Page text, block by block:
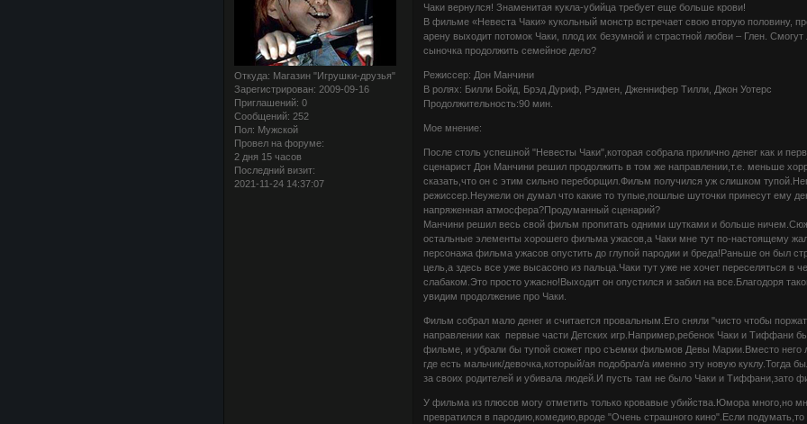
Откуда: Магазин "Игрушки-друзья"
Зарегистрирован: 2009-09-16
Приглашений: 0
Сообщений: 252
Пол: Мужской
Провел на форуме:
2 дня 15 часов
Последний визит:
2021-11-24 14:37:07
Чаки вернулся! Знаменитая кукла-убийца требует еще больше крови!
В фильме «Невеста Чаки» кукольный монстр встречает свою вторую половину,
арену выходит потомок Чаки, плод их безумной и страстной любви – Глен.
сыночка продолжить семейное дело?
Режиссер: Дон Манчини
В ролях: Билли Бойд, Брэд Дуриф, Рэдмен, Дженнифер Тилли, Джон Уотерс
Продолжительность:90 мин.
Мое мнение:
После столь успешной "Невесты Чаки",которая собрала прилично денег как и
сценарист Дон Манчини решил продолжить в том же направлении,т.е. меньше
сказать,что он с этим сильно переборщил.Фильм получился уж слишком
режиссер.Неужели он думал что какие то тупые,пошлые шуточки принесут ему
напряженная атмосфера?Продуманный сценарий?
Манчини решил весь свой фильм пропитать одними шутками и больше
остальные элементы хорошего фильма ужасов,а Чаки мне тут по-настоящему
персонажа фильма ужасов опустить до глупой пародии и бреда!Раньше он был
цель,а здесь все уже высасоно из пальца.Чаки тут уже не хочет переселяться в
слабаком.Это просто ужасно!Выходит он опустился и забил на все.Благодоря
увидим продолжение про Чаки.
Фильм собрал мало денег и считается провальным.Его сняли "чисто чтобы
направлении как первые части Детских игр.Например,ребенок Чаки и Тиффани
фильме, и убрали бы тупой сюжет про съемки фильмов Девы Марии.Вместо него
где есть мальчик/девочка,который/ая подобрал/а именно эту новую куклу.Тогда
за своих родителей и убивала людей.И пусть там не было Чаки и Тиффани,зато
У фильма из плюсов могу отметить только кровавые убийства.Юмора много,но
превратился в пародию,комедию,вроде "Очень страшного кино".Если